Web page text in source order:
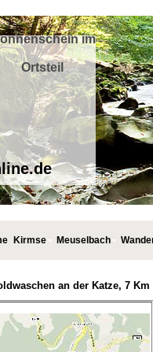
im
Ortsteil
Kirmse Meuselbach
an der Katze, 7